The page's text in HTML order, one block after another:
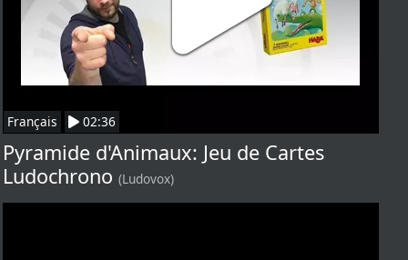
Français 02:36
Pyramide d'Animaux: Jeu de Cartes
Ludochrono (Ludovox)